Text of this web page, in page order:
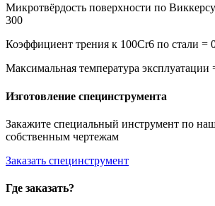
Микротвёрдость поверхности по
300
Коэффициент трения к 100Cr6 по стали =
Максимальная температура эксплуатации
Изготовление специнструмента
Закажите специальный инструмент по
собственным чертежам
Заказать специнструмент
Где заказать?